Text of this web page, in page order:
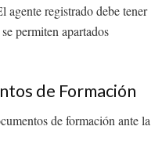
agente registrado debe tener
permiten apartados
de Formación
de formación ante la